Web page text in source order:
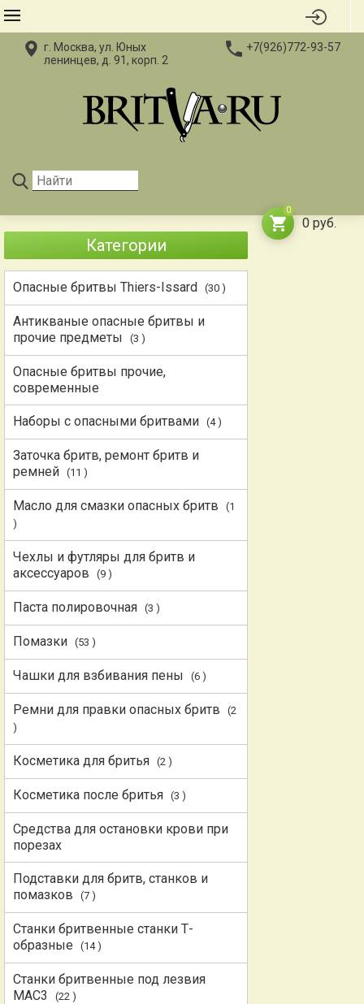
г. Москва, ул. Юных
ленинцев, д. 91, корп. 2
+7(926)772-93-57
0
0 руб.
Категории
Опасные бритвы Thiers-Issard (30 )
Антикваные опасные бритвы и
прочие предметы
(3 )
Опасные бритвы прочие,
современные
Наборы с опасными бритвами (4 )
Заточка бритв, ремонт бритв и
ремней (11 )
Масло для смазки опасных бритв
(1
)
Чехлы и футляры для бритв и
аксессуаров
(9 )
Паста полировочная (3 )
Помазки (53 )
Чашки для взбивания пены (6 )
Ремни для правки опасных бритв
(2
)
Косметика для бритья (2 )
Косметика после бритья (3 )
Средства для остановки крови при
порезах
Подставки для бритв, станков и
помазков
(7 )
Станки бритвенные станки Т-
образные
(14 )
Станки бритвенные под лезвия
MAC3
(22 )